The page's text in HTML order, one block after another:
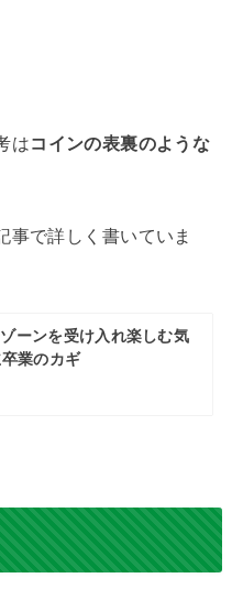
はコインの表裏のような
事で詳しく書いていま
ーンを受け入れ楽しむ気
業のカギ